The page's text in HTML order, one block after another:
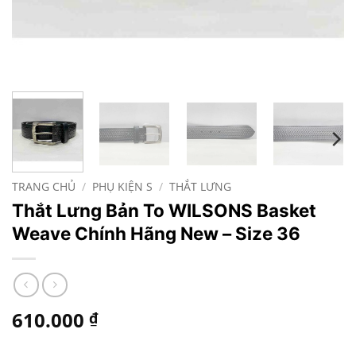
TRANG CHỦ / PHỤ KIỆN S / THẮT LƯNG
Thắt Lưng Bản To WILSONS Basket
Weave Chính Hãng New – Size 36
610.000 ₫